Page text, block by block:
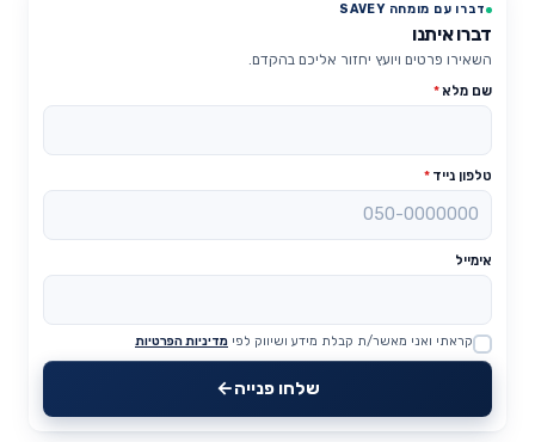
דברו עם מומחה SAVEY
דברו איתנו
השאירו פרטים ויועץ יחזור אליכם בהקדם.
שם מלא*
טלפון נייד *
אימייל
Website
קראתי ואני מאשר/ת קבלת מידע ושיווק לפי מדיניות הפרטיות
שלחו פנייה